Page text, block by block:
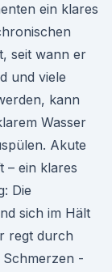
ein klares
seit wann er
und viele
kann
Wasser
Akute
– ein klares
Die
sich im Hält
regt durch
-